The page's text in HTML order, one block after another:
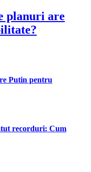
planuri are
Putin pentru
recorduri: Cum